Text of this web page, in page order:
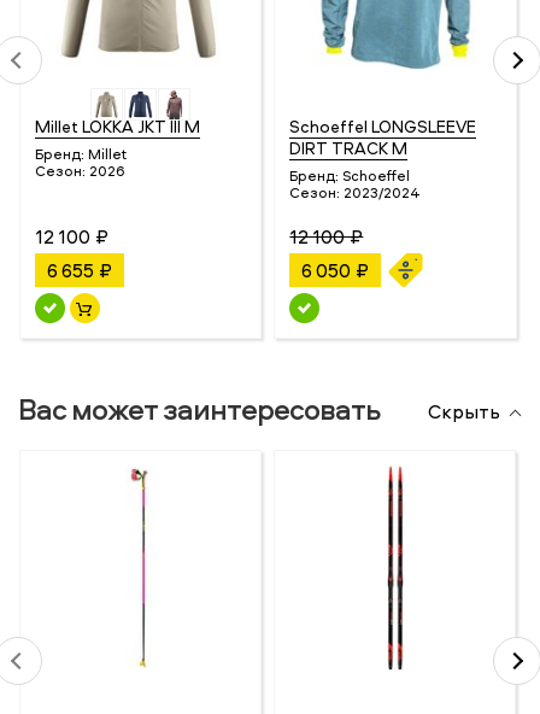
Millet LOKKA JKT III M
Бренд: Millet
Сезон: 2026
12 100 ₽
6 655 ₽
Schoeffel LONGSLEEVE
DIRT TRACK M
Бренд: Schoeffel
Сезон: 2023/2024
12 100 ₽
6 050 ₽
Вас может заинтересовать Скрыть